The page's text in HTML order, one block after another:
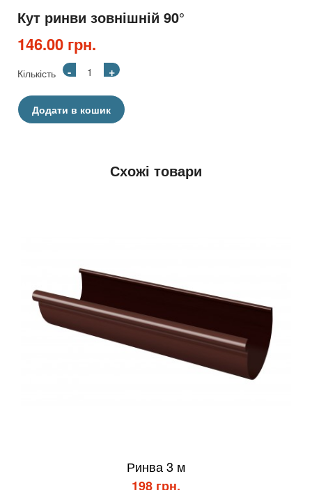
Кут ринви зовнішній 90°
146.00 грн.
Кількість - +
Додати в кошик
Схожі товари
Ринва 3 м
198 грн.